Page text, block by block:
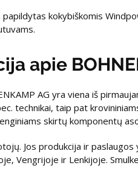
kokybiškomis
apie
AG yra viena iš
technikai, taip pat
skirtų komponentų
Jos produkcija ir
Vengrijoje ir Lenkijoje.